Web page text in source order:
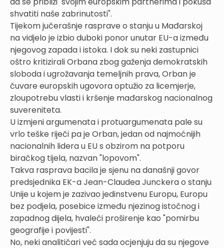
shvatiti naše zabrinutosti".
Tijekom jučerašnje rasprave o stanju u Mađarskoj
na vidjelo je izbio duboki ponor unutar EU-a između
njegovog zapada i istoka. I dok su neki zastupnici
oštro kritizirali Orbana zbog gaženja demokratskih
sloboda i ugrožavanja temeljnih prava, Orban je
čuvare europskih ugovora optužio za licemjerje,
zloupotrebu vlasti i kršenje mađarskog nacionalnog
suvereniteta.
U izmjeni argumenata i protuargumenata pale su
vrlo teške riječi pa je Orban, jedan od najmoćnijih
nacionalnih lidera u EU s obzirom na potporu
biračkog tijela, nazvan "lopovom".
Takva rasprava bacila je sjenu na današnji govor
predsjednika EK-a Jean-Claudea Junckera o stanju
Unije u kojem je zazivao jedinstvenu Europu, Europu
bez podjela, posebice između njezinog istočnog i
zapadnog dijela, hvaleći proširenje kao "pomirbu
geografije i povijesti".
No, neki analitičari već sada ocjenjuju da su njegove